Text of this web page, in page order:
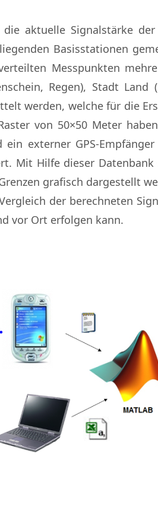
aktuelle Signalstärke
Basisstationen
Messpunkten
Regen), Stadt
werden, welche für die
von 50×50 Meter
externer GPS-
Mit Hilfe dieser
grafisch dargestellt
der berechneten
vor Ort erfolgen kann.